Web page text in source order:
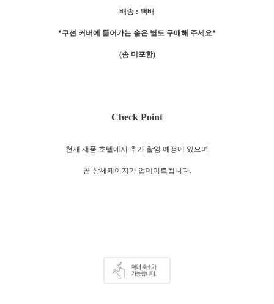
배송 : 택배
*쿠션 커버에 들어가는 솜은 별도 구매해 주세요*
(솜 미포함)
Check Point
현재 제품 호텔에서 추가 촬영 예정에 있으며
곧 상세페이지가 업데이트됩니다.